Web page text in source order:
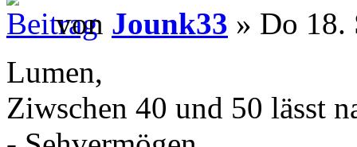
von Jounk33 » Do 18.
Lumen,
Ziwschen 40 und 50 lässt